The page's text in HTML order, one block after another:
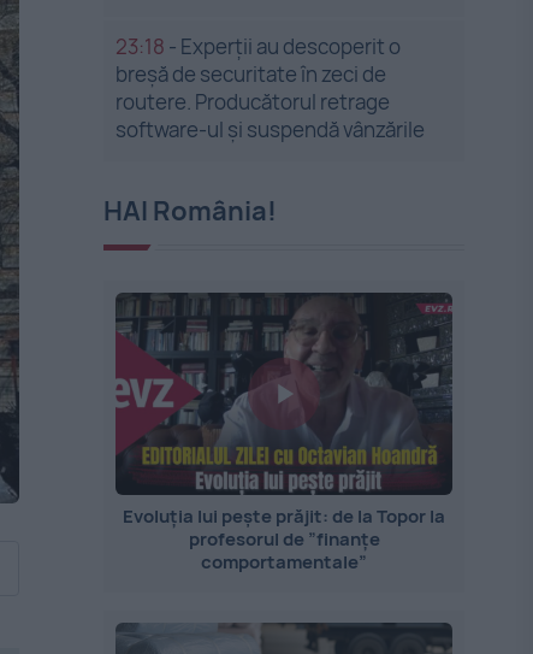
23:18 - Experții au descoperit o
breșă de securitate în zeci de
routere. Producătorul retrage
software-ul și suspendă vânzările
HAI România!
Evoluția lui pește prăjit: de la Topor la
profesorul de ”finanțe
comportamentale”